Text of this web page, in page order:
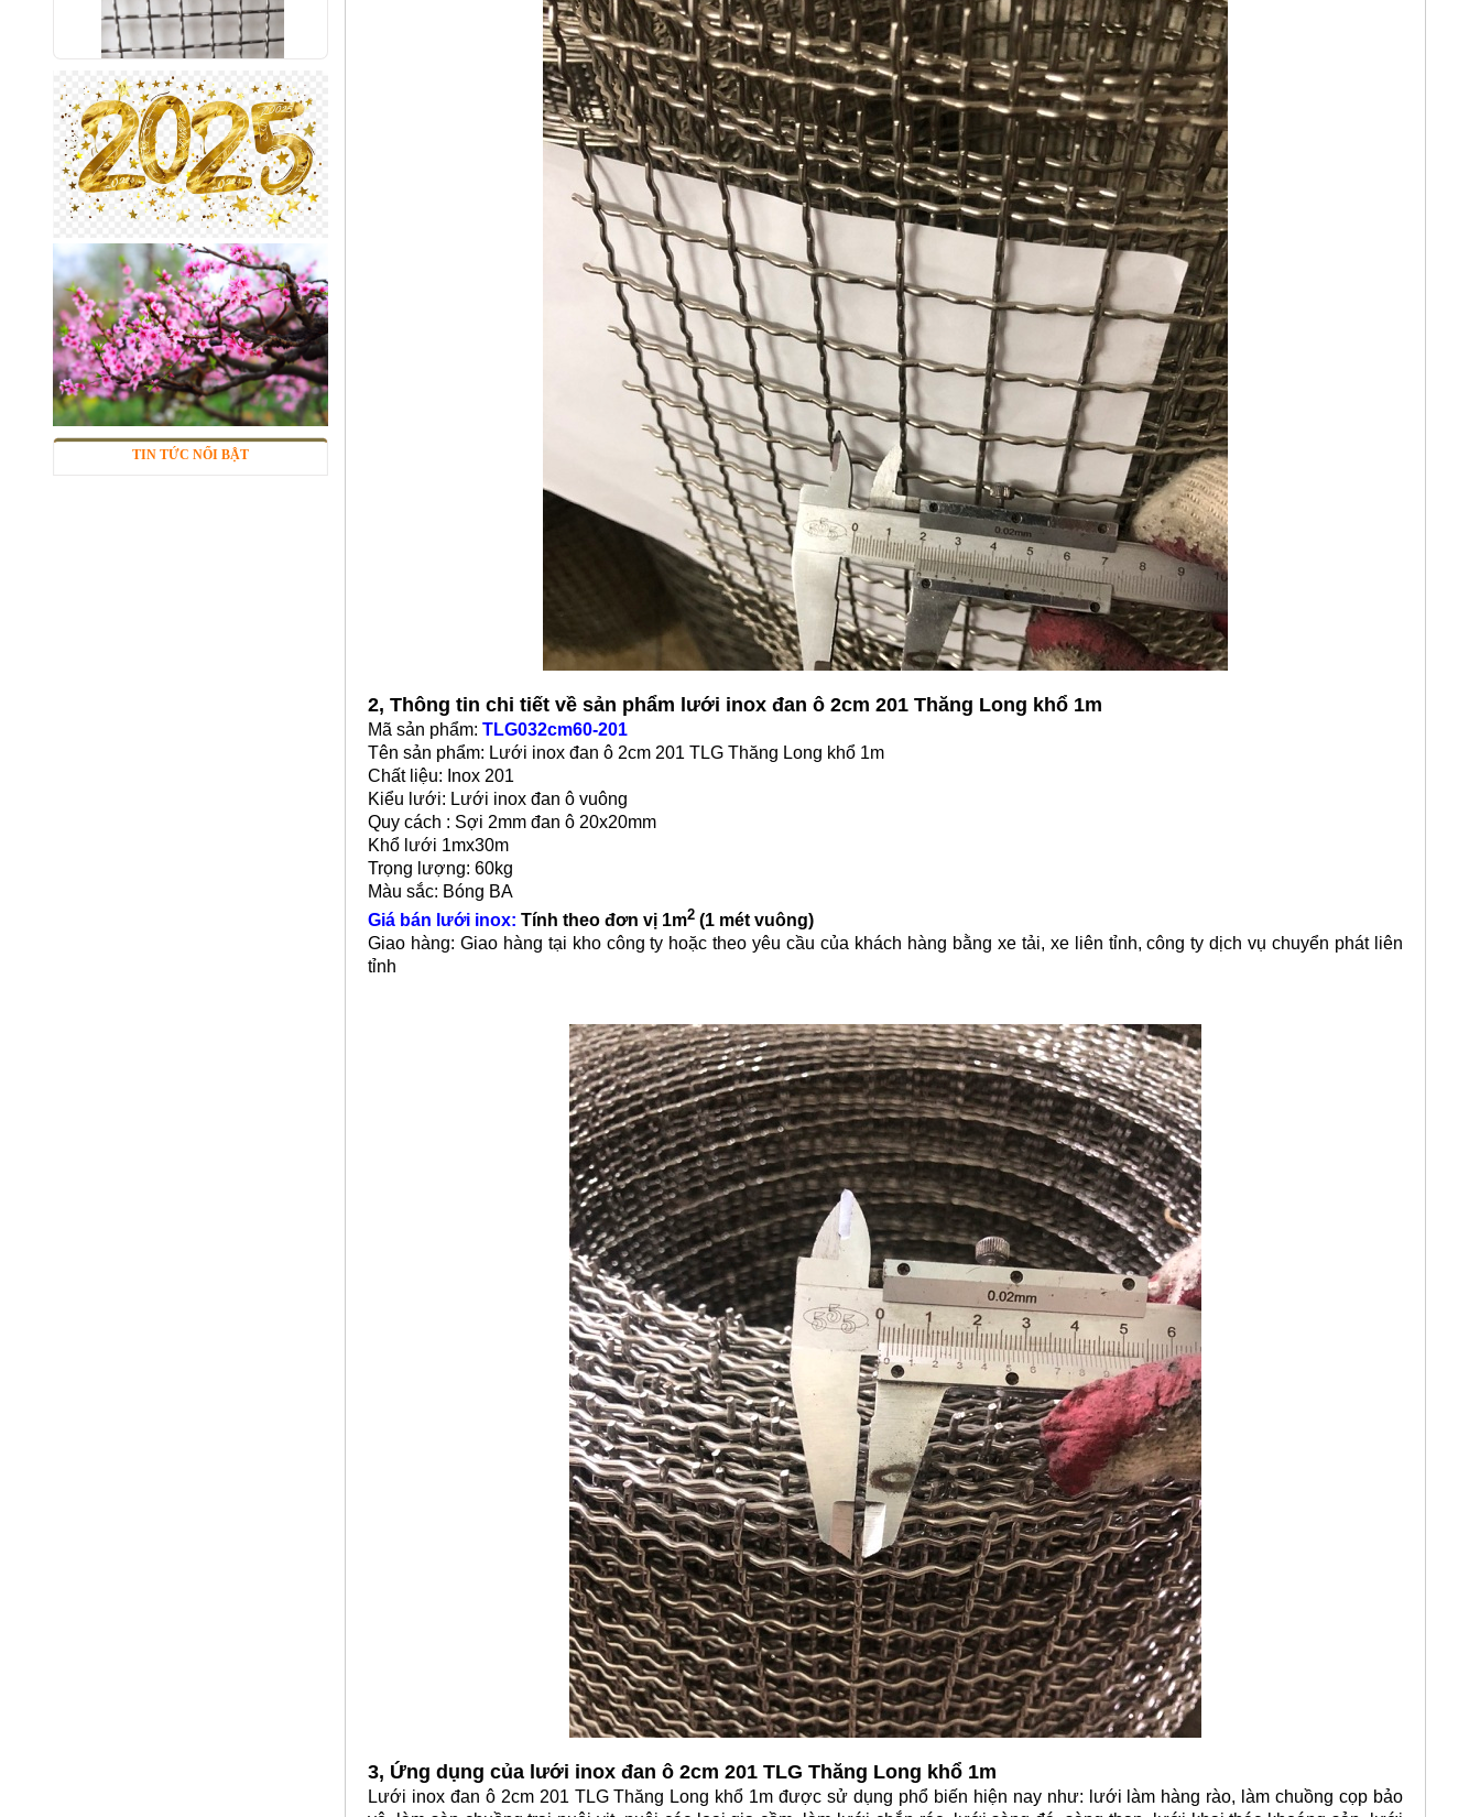
Lưới inox 304
Mã SP: LIox304data12
Call
TIN TỨC NỔI BẬT
2, Thông tin chi tiết về sản phẩm lưới inox đan ô 2cm 201 Thăng Long khổ 1m
Mã sản phẩm: TLG032cm60-201
Tên sản phẩm: Lưới inox đan ô 2cm 201 TLG Thăng Long khổ 1m
Chất liệu: Inox 201
Kiểu lưới: Lưới inox đan ô vuông
Quy cách : Sợi 2mm đan ô 20x20mm
Khổ lưới 1mx30m
Trọng lượng: 60kg
Màu sắc: Bóng BA
Giá bán lưới inox: Tính theo đơn vị 1m2 (1 mét vuông)
Giao hàng: Giao hàng tại kho công ty hoặc theo yêu cầu của khách hàng bằng xe tải, xe liên tỉnh, công ty dịch vụ chuyển phát liên
tỉnh
3, Ứng dụng của lưới inox đan ô 2cm 201 TLG Thăng Long khổ 1m
Lưới inox đan ô 2cm 201 TLG Thăng Long khổ 1m được sử dụng phổ biến hiện nay như: lưới làm hàng rào, làm chuồng cọp bảo